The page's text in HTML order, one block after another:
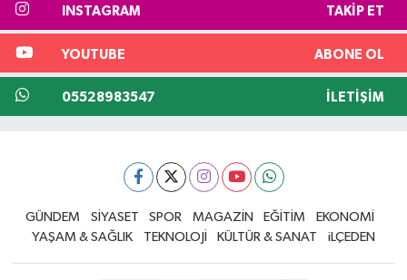
INSTAGRAM TAKIP ET
YOUTUBE ABONE OL
05528983547 İLETIŞIM
GÜNDEM SİYASET SPOR MAGAZİN EĞİTİM
EKONOMİ
YAŞAM & SAĞLIK
TEKNOLOJİ KÜLTÜR & SANAT iLÇEDEN